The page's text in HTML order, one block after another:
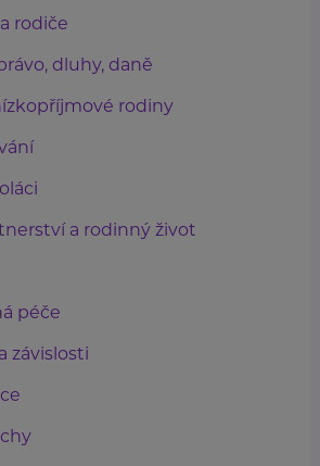
rodiče
dluhy, daně
rodiny
a rodinný život
péče
závislosti